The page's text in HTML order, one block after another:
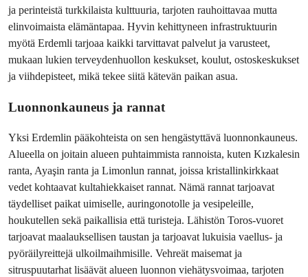
ja perinteistä turkkilaista kulttuuria, tarjoten rauhoittavaa mutta
elinvoimaista elämäntapaa. Hyvin kehittyneen infrastruktuurin
myötä Erdemli tarjoaa kaikki tarvittavat palvelut ja varusteet,
mukaan lukien terveydenhuollon keskukset, koulut, ostoskeskukset
ja viihdepisteet, mikä tekee siitä kätevän paikan asua.
Luonnonkauneus ja rannat
Yksi Erdemlin pääkohteista on sen hengästyttävä luonnonkauneus.
Alueella on joitain alueen puhtaimmista rannoista, kuten Kızkalesin
ranta, Ayaşin ranta ja Limonlun rannat, joissa kristallinkirkkaat
vedet kohtaavat kultahiekkaiset rannat. Nämä rannat tarjoavat
täydelliset paikat uimiselle, auringonotolle ja vesipeleille,
houkutellen sekä paikallisia että turisteja. Lähistön Toros-vuoret
tarjoavat maalauksellisen taustan ja tarjoavat lukuisia vaellus- ja
pyöräilyreittejä ulkoilmaihmisille. Vehreät maisemat ja
sitruspuutarhat lisäävät alueen luonnon viehätysvoimaa, tarjoten